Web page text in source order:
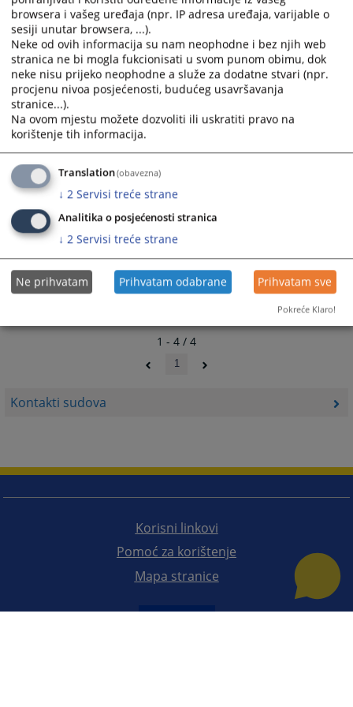
Kontakti sudova
calendar
and
select
a
date.
Press
the
question
mark
key
to
the
keyboard
for
changing
calendar
and
select
a
date.
Press
the
mark
key
get
the
keyboard
for
changing
Kontakti sudova u BiH
1 - 4 / 4
1
Korisni linkovi
Pomoć za korištenje
Mapa stranice
browsera i vašeg uređaja (npr. IP adresa uređaja, varijable o
sesiji unutar browsera, ...).
Neke od ovih informacija su nam neophodne i bez njih web
stranica ne bi mogla fukcionisati u svom punom obimu, dok
neke nisu prijeko neophodne a služe za dodatne stvari (npr.
procjenu nivoa posjećenosti, budućeg usavršavanja
stranice...).
Na ovom mjestu možete dozvoliti ili uskratiti pravo na
korištenje tih informacija.
Translation(obavezna)
↓ 2 Servisi treće strane
Analitika o posjećenosti stranica
↓ 2 Servisi treće strane
Ne prihvatam Prihvatam odabrane Prihvatam sve
Pokreće Klaro!